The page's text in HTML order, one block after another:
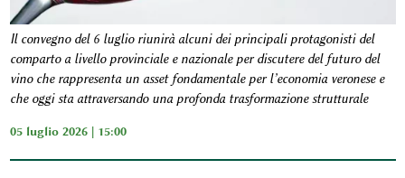
Il convegno del 6 luglio riunirà alcuni dei principali protagonisti del
comparto a livello provinciale e nazionale per discutere del futuro del
vino che rappresenta un asset fondamentale per l’economia veronese e
che oggi sta attraversando una profonda trasformazione strutturale
05 luglio 2026 | 15:00